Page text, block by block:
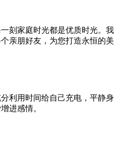
刻家庭时光都是优质时光。我
亲朋好友，为您打造永恒的美
利用时间给自己充电，平静身
进感情。